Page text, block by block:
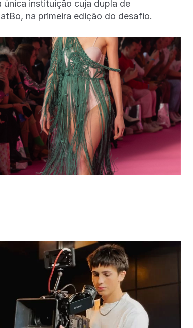
instituição cuja dupla de
na primeira edição do desafio.